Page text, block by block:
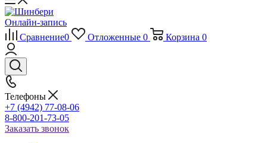
Онлайн-запись
Сравнение0 Отложенные 0 Корзина 0
Телефоны
+7 (4942) 77-08-06
8-800-201-73-05
Заказать звонок